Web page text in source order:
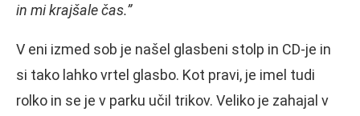
in mi krajšale čas.”
V eni izmed sob je našel glasbeni stolp in CD-je in
si tako lahko vrtel glasbo. Kot pravi, je imel tudi
rolko in se je v parku učil trikov. Veliko je zahajal v